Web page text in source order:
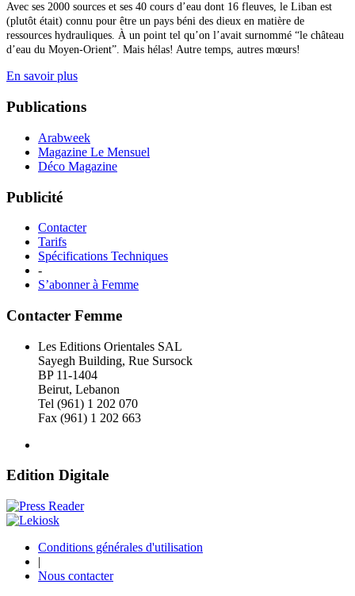
Avec ses 2000 sources et ses 40 cours d’eau dont 16 fleuves, le Liban est
(plutôt était) connu pour être un pays béni des dieux en matière de
ressources hydrauliques. À un point tel qu’on l’avait surnommé “le château
d’eau du Moyen-Orient”. Mais hélas! Autre temps, autres mœurs!
En savoir plus
Publications
Arabweek
Magazine Le Mensuel
Déco Magazine
Publicité
Contacter
Tarifs
Spécifications Techniques
-
S’abonner à Femme
Contacter Femme
Les Editions Orientales SAL
Sayegh Building, Rue Sursock
BP 11-1404
Beirut, Lebanon
Tel (961) 1 202 070
Fax (961) 1 202 663
Edition Digitale
Conditions générales d'utilisation
|
Nous contacter